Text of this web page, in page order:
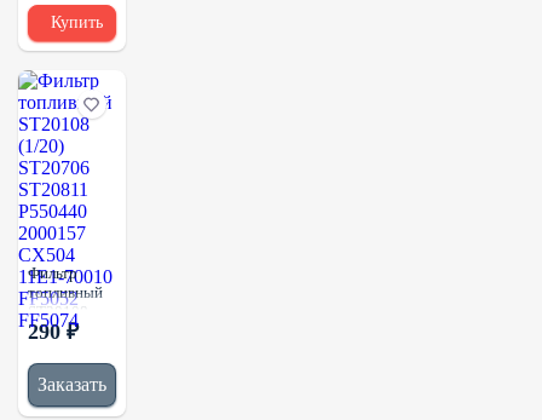
LF4056
11700375
231495
240100001280
LS32617
Купить
Фильтр
топливный
ST20108
(1/20)
ST20811
P550440
2000157
290 ₽
Заказать